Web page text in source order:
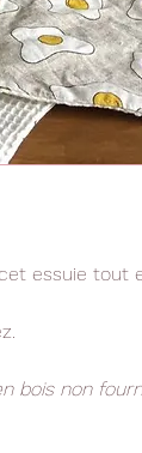
essuie tout
bois non